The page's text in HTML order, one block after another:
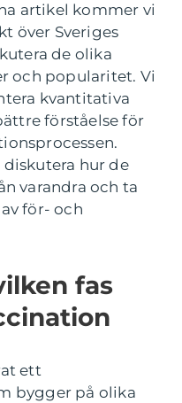
artikel kommer vi
över Sveriges
de olika
och popularitet. Vi
kvantitativa
förståelse för
hur de
varandra och ta
för- och
fas
ett
bygger på olika